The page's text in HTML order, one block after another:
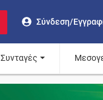
Σύνδεση/
Συνταγές